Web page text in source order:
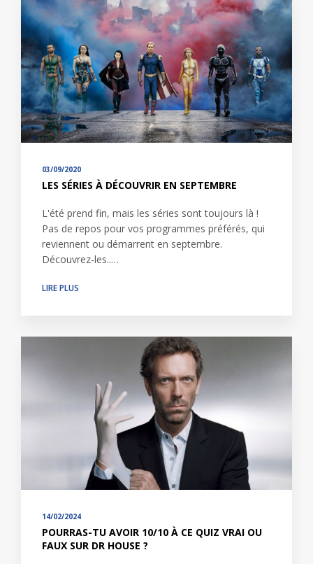
03/09/2020
LES SÉRIES À DÉCOUVRIR EN SEPTEMBRE
L'été prend fin, mais les séries sont toujours là !
Pas de repos pour vos programmes préférés, qui
reviennent ou démarrent en septembre.
Découvrez-les..…
LIRE PLUS
14/02/2024
POURRAS-TU AVOIR 10/10 À CE QUIZ VRAI OU
FAUX SUR DR HOUSE ?